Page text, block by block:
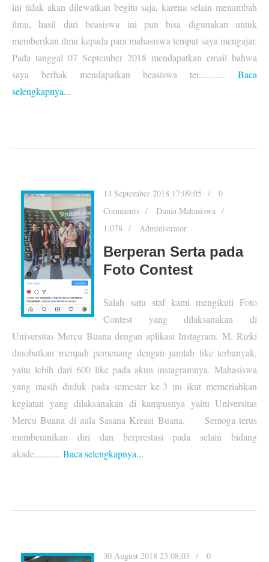
ini tidak akan dilewatkan begitu saja, karena selain menambah
ilmu, hasil dari beasiswa ini pun bisa digunakan untuk
memberikan ilmu kepada para mahasiswa tempat saya mengajar.
Pada tanggal 07 September 2018 mendapatkan email bahwa
saya berhak mendapatkan beasiswa ter........... Baca
selengkapnya...
14 September 2018 17:09:05
0
Comments
Dunia Mahasiswa
1.078
Administrator
Berperan Serta pada
Foto Contest
Salah satu staf kami mengikuti Foto
Contest yang dilaksanakan di
Universitas Mercu Buana dengan aplikasi Instagram. M. Rizki
dinobatkan menjadi pemenang dengan jumlah like terbanyak,
yaitu lebih dari 600 like pada akun instagramnya. Mahasiswa
yang masih duduk pada semester ke-3 ini ikut memeriahkan
kegiatan yang dilaksanakan di kampusnya yaitu Universitas
Mercu Buana di aula Sasana Kreasi Buana. Semoga terus
memberanikan diri dan berprestasi pada selain bidang
akade........... Baca selengkapnya...
30 August 2018 23:08:03
0